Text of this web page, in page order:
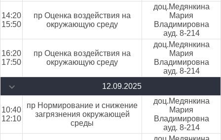
14:20
15:50
пр Оценка воздействия на
окружающую среду
доц.Медянкина
Мария
Владимировна
ауд. 8-214
16:20
17:50
пр Оценка воздействия на
окружающую среду
доц.Медянкина
Мария
Владимировна
ауд. 8-214
12.09.2025
10:40
12:10
пр Нормирование и снижение
загрязнения окружающей
среды
доц.Медянкина
Мария
Владимировна
ауд. 8-214